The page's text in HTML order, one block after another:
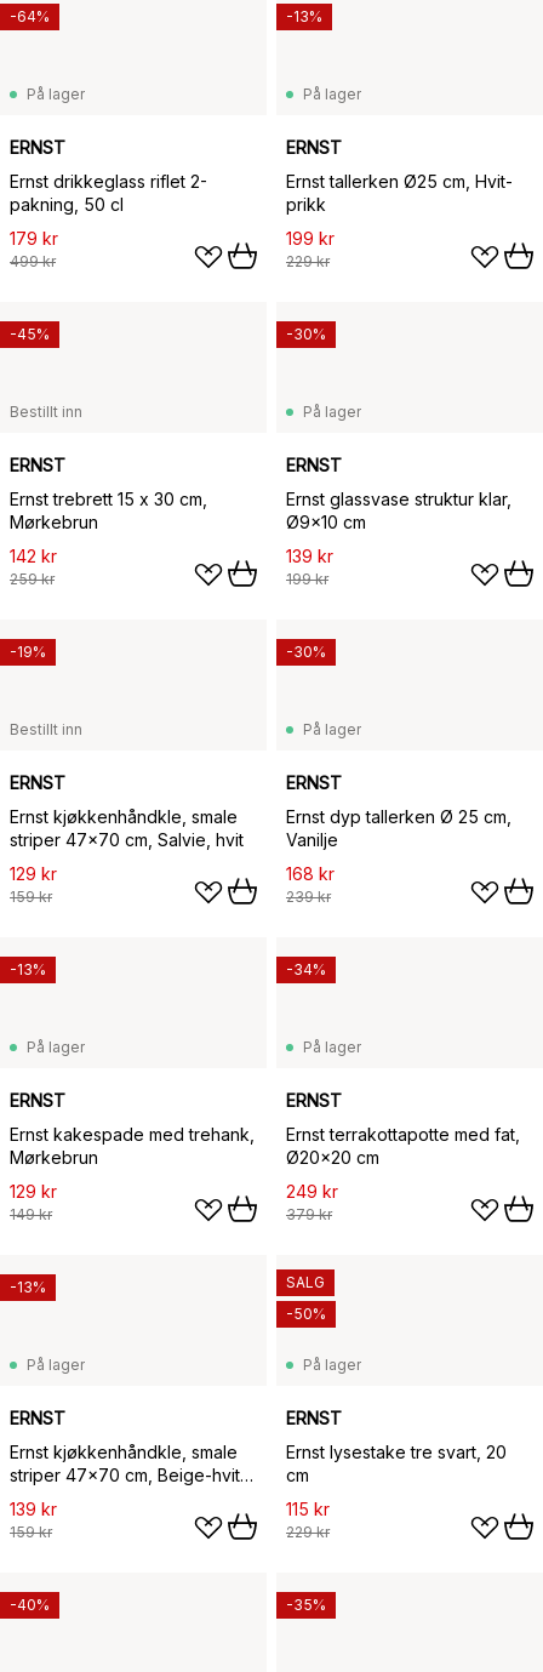
På lager
ERNST
Ernst drikkeglass riflet 2-
pakning, 50 cl
179 kr
499 kr
-64%
På lager
ERNST
Ernst tallerken Ø25 cm, Hvit-
prikk
199 kr
229 kr
-13%
Bestillt inn
ERNST
Ernst trebrett 15 x 30 cm,
Mørkebrun
142 kr
259 kr
-45%
På lager
ERNST
Ernst glassvase struktur klar,
Ø9x10 cm
139 kr
199 kr
-30%
Bestillt inn
ERNST
Ernst kjøkkenhåndkle, smale
striper 47x70 cm, Salvie, hvit
129 kr
159 kr
-19%
På lager
ERNST
Ernst dyp tallerken Ø 25 cm,
Vanilje
168 kr
239 kr
-30%
På lager
ERNST
Ernst kakespade med trehank,
Mørkebrun
129 kr
149 kr
-13%
På lager
ERNST
Ernst terrakottapotte med fat,
Ø20x20 cm
249 kr
379 kr
-34%
På lager
ERNST
Ernst kjøkkenhåndkle, smale
striper 47x70 cm, Beige-hvit
stripe
139 kr
159 kr
-13%
På lager
ERNST
Ernst lysestake tre svart, 20
cm
115 kr
229 kr
SALG
-50%
-40% -35%